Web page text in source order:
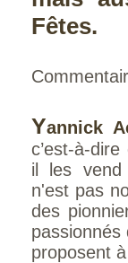
Fêtes.
Yannick
c’est-à-
il les vend
n'est pas
des
passionnés
proposent